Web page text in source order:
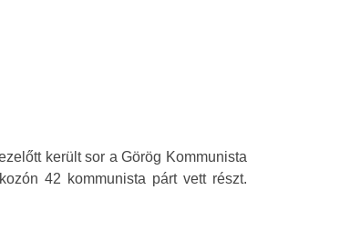
került sor a Görög Kommunista
42 kommunista párt vett részt.